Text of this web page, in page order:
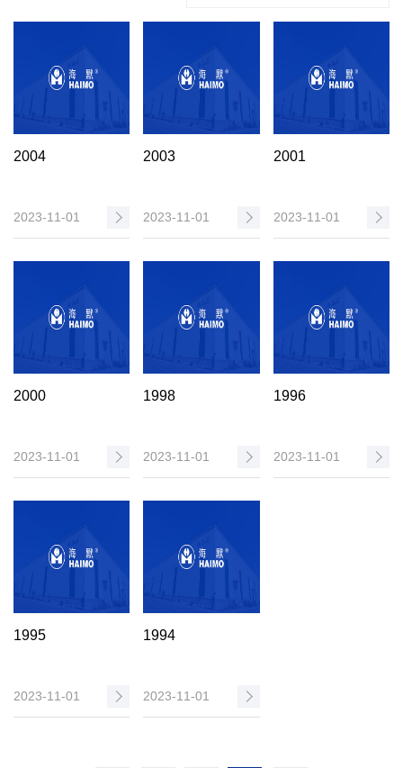
2004
2023-11-01
2003
2023-11-01
2001
2023-11-01
2000
2023-11-01
1998
2023-11-01
1996
2023-11-01
1995
2023-11-01
1994
2023-11-01